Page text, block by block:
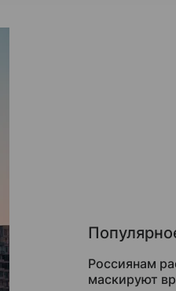
Россиянам
маскируют